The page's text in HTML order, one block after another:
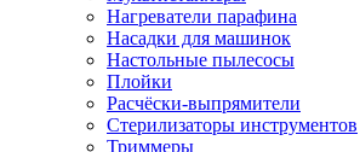
Нагреватели парафина
Насадки для машинок
Настольные пылесосы
Плойки
Расчёски-выпрямители
Стерилизаторы инструментов
Триммеры